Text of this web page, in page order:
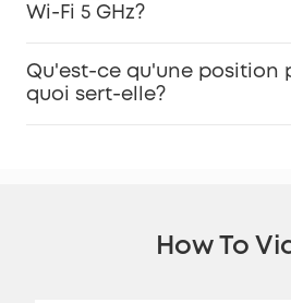
Wi-Fi 5 GHz?
Qu'est-ce qu'une position
quoi sert-elle?
How To